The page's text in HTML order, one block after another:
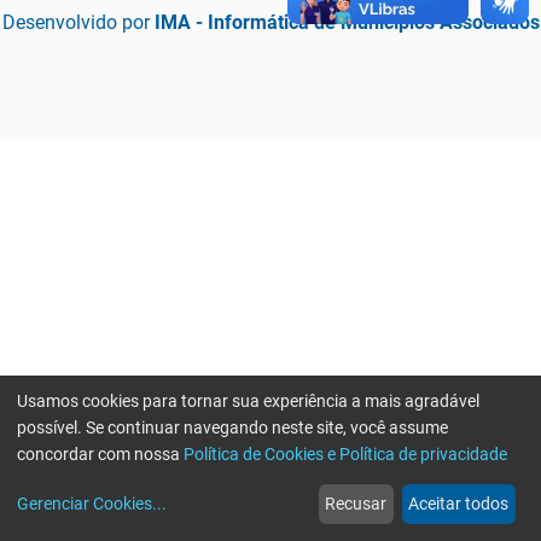
Desenvolvido por IMA - Informática de Municípios Associados
web
Notícias
more_horiz
Mais
Usamos cookies para tornar sua experiência a mais agradável
possível. Se continuar navegando neste site, você assume
concordar com nossa Política de Cookies e Política de privacidade
Gerenciar Cookies... Recusar Aceitar todos
Erro ao enviar informações, por favor tente novamente